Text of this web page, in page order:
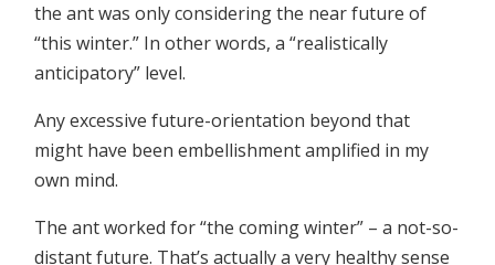
the ant was only considering the near future of
“this winter.” In other words, a “realistically
anticipatory” level.
Any excessive future-orientation beyond that
might have been embellishment amplified in my
own mind.
The ant worked for “the coming winter” – a not-so-
distant future. That’s actually a very healthy sense